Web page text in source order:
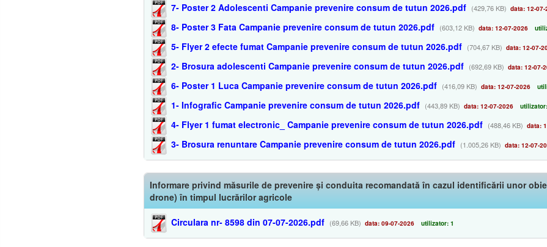
7- Poster 2 Adolescenti Campanie prevenire consum de tutun 2026.pdf (429,76 KB) data: 12-07-
8- Poster 3 Fata Campanie prevenire consum de tutun 2026.pdf (603,12 KB) data: 12-07-2026
5- Flyer 2 efecte fumat Campanie prevenire consum de tutun 2026.pdf (704,67 KB) data: 12-07-
2- Brosura adolescenti Campanie prevenire consum de tutun 2026.pdf (692,69 KB) data: 12-07-
6- Poster 1 Luca Campanie prevenire consum de tutun 2026.pdf (416,09 KB) data: 12-07-2026
1- Infografic Campanie prevenire consum de tutun 2026.pdf (443,89 KB) data: 12-07-2026
4- Flyer 1 fumat electronic_ Campanie prevenire consum de tutun 2026.pdf (488,46 KB) data:
3- Brosura renuntare Campanie prevenire consum de tutun 2026.pdf (1.005,26 KB) data: 12-07-
Informare privind măsurile de prevenire și conduita recomandată în cazul identificării unor
drone) în timpul lucrărilor agricole
Circulara nr- 8598 din 07-07-2026.pdf (69,66 KB) data: 09-07-2026 utilizator: 1